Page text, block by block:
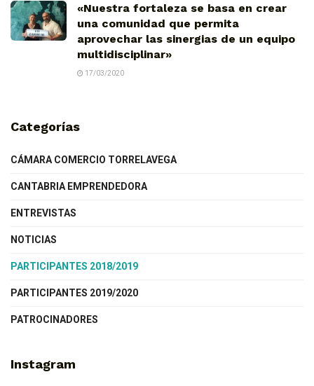
«Nuestra fortaleza se basa en crear
una comunidad que permita
aprovechar las sinergias de un equipo
multidisciplinar»
17/03/2020
Categorías
CÁMARA COMERCIO TORRELAVEGA
CANTABRIA EMPRENDEDORA
ENTREVISTAS
NOTICIAS
PARTICIPANTES 2018/2019
PARTICIPANTES 2019/2020
PATROCINADORES
Instagram